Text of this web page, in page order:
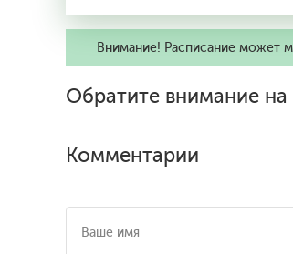
Внимание! Расписание может
Обратите внимание
Комментарии